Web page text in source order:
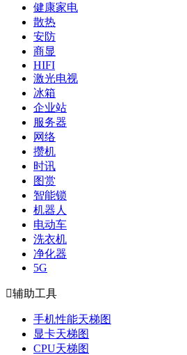
健康家电
散热
安防
商显
HIFI
激光电视
冰箱
企业站
服务器
网络
攒机
时讯
图赏
智能锁
机器人
电动车
洗衣机
净化器
5G
辅助工具
手机性能天梯图
显卡天梯图
CPU天梯图